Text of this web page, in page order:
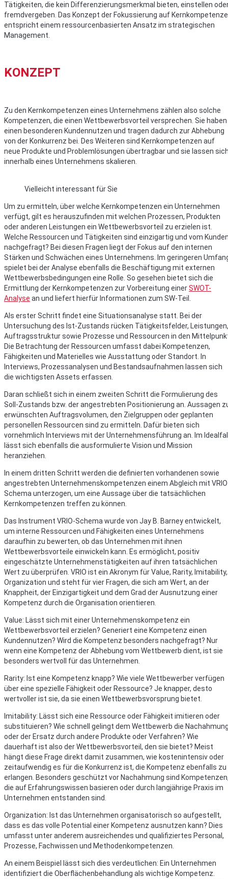
Tätigkeiten, die kein Differenzierungsmerkmal bieten, einstellen
fremdvergeben. Das Konzept der Fokussierung auf
entspricht einem ressourcenbasierten Ansatz im strategischen
Management.
KONZEPT
Zu den Kernkompetenzen eines Unternehmens zählen also solche
Kompetenzen, die einen Wettbewerbsvorteil versprechen. Sie haben
einen besonderen Kundennutzen und tragen dadurch zur Abhebung
von der Konkurrenz bei. Des Weiteren sind Kernkompetenzen auf
neue Produkte und Problemlösungen übertragbar und sie lassen
innerhalb eines Unternehmens skalieren.
Vielleicht interessant für Sie
Um zu ermitteln, über welche Kernkompetenzen ein Unternehmen
verfügt, gilt es herauszufinden mit welchen Prozessen, Produkten
oder anderen Leistungen ein Wettbewerbsvorteil zu erzielen ist.
Welche Ressourcen und Tätigkeiten sind einzigartig und vom
nachgefragt? Bei diesen Fragen liegt der Fokus auf den internen
Stärken und Schwächen eines Unternehmens. Im geringeren
spielet bei der Analyse ebenfalls die Beschäftigung mit externen
Wettbewerbsbedingungen eine Rolle. So gesehen bietet sich die
Ermittlung der Kernkompetenzen zur Vorbereitung einerSWOT-
Analyse an und liefert hierfür Informationen zum SW-Teil.
Als erster Schritt findet eine Situationsanalyse statt. Bei der
Untersuchung des Ist-Zustands rücken Tätigkeitsfelder, Leistungen,
Auftragsstruktur sowie Prozesse und Ressourcen in den
Die Betrachtung der Ressourcen umfasst dabei Kompetenzen,
Fähigkeiten und Materielles wie Ausstattung oder Standort. In
Interviews, Prozessanalysen und Bestandsaufnahmen lassen sich
die wichtigsten Assets erfassen.
Daran schließt sich in einem zweiten Schritt die Formulierung des
Soll-Zustands bzw. der angestrebten Positionierung an. Aussagen
erwünschten Auftragsvolumen, den Zielgruppen oder geplanten
personellen Ressourcen sind zu ermitteln. Dafür bieten sich
vornehmlich Interviews mit der Unternehmensführung an. Im
lässt sich ebenfalls die ausformulierte Vision und Mission
heranziehen.
In einem dritten Schritt werden die definierten vorhandenen sowie
angestrebten Unternehmenskompetenzen einem Abgleich mit
Schema unterzogen, um eine Aussage über die tatsächlichen
Kernkompetenzen treffen zu können.
Das Instrument VRIO-Schema wurde von Jay B. Barney entwickelt,
um interne Ressourcen und Fähigkeiten eines Unternehmens
daraufhin zu bewerten, ob das Unternehmen mit ihnen
Wettbewerbsvorteile einwickeln kann. Es ermöglicht, positiv
eingeschätzte Unternehmenstätigkeiten auf ihren tatsächlichen
Wert zu überprüfen. VRIO ist ein Akronym für Value, Rarity, Imitability,
Organization und steht für vier Fragen, die sich am Wert, an der
Knappheit, der Einzigartigkeit und dem Grad der Ausnutzung einer
Kompetenz durch die Organisation orientieren.
Value: Lässt sich mit einer Unternehmenskompetenz ein
Wettbewerbsvorteil erzielen? Generiert eine Kompetenz einen
Kundennutzen? Wird die Kompetenz besonders nachgefragt? Nur
wenn eine Kompetenz der Abhebung vom Wettbewerb dient, ist sie
besonders wertvoll für das Unternehmen.
Rarity: Ist eine Kompetenz knapp? Wie viele Wettbewerber verfügen
über eine spezielle Fähigkeit oder Ressource? Je knapper, desto
wertvoller ist sie, da sie einen Wettbewerbsvorsprung bietet.
Imitability: Lässt sich eine Ressource oder Fähigkeit imitieren oder
substituieren? Wie schnell gelingt dem Wettbewerb die
oder der Ersatz durch andere Produkte oder Verfahren? Wie
dauerhaft ist also der Wettbewerbsvorteil, den sie bietet? Meist
hängt diese Frage direkt damit zusammen, wie kostenintensiv oder
zeitaufwendig es für die Konkurrenz ist, die Kompetenz ebenfalls zu
erlangen. Besonders geschützt vor Nachahmung sind
die auf Erfahrungswissen basieren oder durch langjährige Praxis im
Unternehmen entstanden sind.
Organization: Ist das Unternehmen organisatorisch so aufgestellt,
dass es das volle Potential einer Kompetenz ausnutzen kann? Dies
umfasst unter anderem ausreichendes und qualifiziertes Personal,
Prozesse, Fachwissen und Methodenkompetenzen.
An einem Beispiel lässt sich dies verdeutlichen: Ein Unternehmen
identifiziert die Oberflächenbehandlung als wichtige Kompetenz.